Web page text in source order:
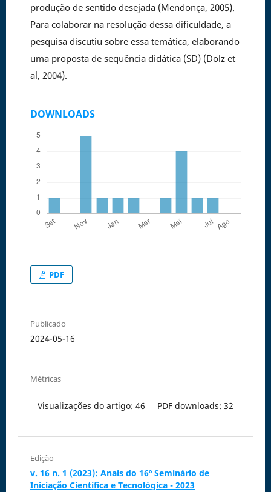
produção de sentido desejada (Mendonça, 2005).
Para colaborar na resolução dessa dificuldade, a
pesquisa discutiu sobre essa temática, elaborando
uma proposta de sequência didática (SD) (Dolz et
al, 2004).
DOWNLOADS
PDF
Publicado
2024-05-16
Métricas
Visualizações do artigo: 46 PDF downloads: 32
Edição
v. 16 n. 1 (2023): Anais do 16º Seminário de
Iniciação Científica e Tecnológica - 2023